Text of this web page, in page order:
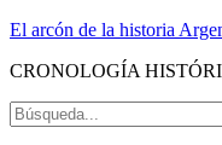
El arcón de la historia
CRONOLOGÍA